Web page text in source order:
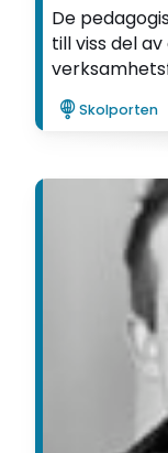
De
till viss del
visar Lena
VFU vid
Skolporten